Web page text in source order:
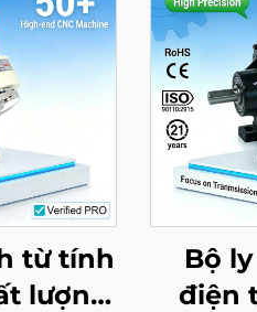
từ tính
lượng
Bộ
điện